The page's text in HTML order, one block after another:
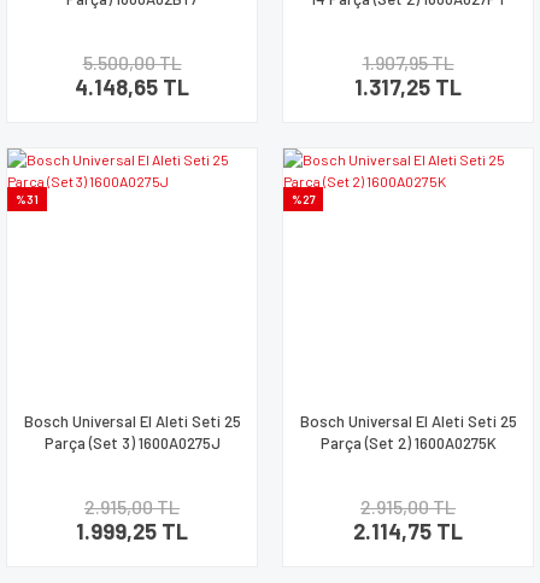
5.500,00 TL
4.148,65 TL
1.907,95 TL
1.317,25 TL
%31
Bosch Universal El Aleti Seti 25
Parça (Set 3) 1600A0275J
2.915,00 TL
1.999,25 TL
%27
Bosch Universal El Aleti Seti 25
Parça (Set 2) 1600A0275K
2.915,00 TL
2.114,75 TL